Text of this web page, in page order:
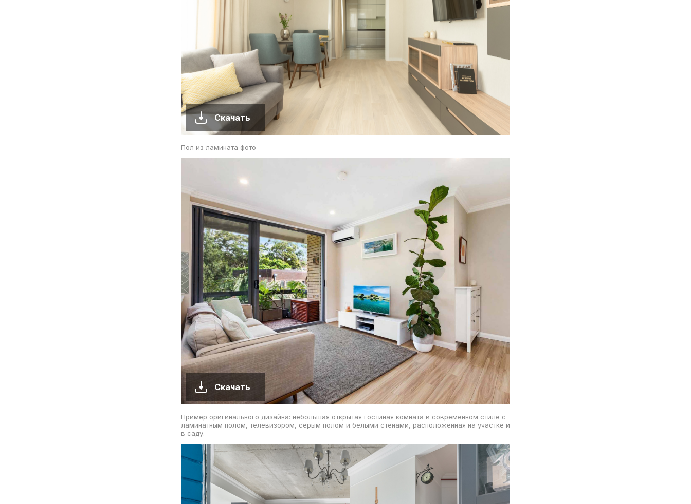
Скачать
Пол из ламината фото
Скачать
Пример оригинального дизайна: небольшая открытая гостиная комната в современном стиле с
ламинатным полом, телевизором, серым полом и белыми стенами, расположенная на участке и
в саду.